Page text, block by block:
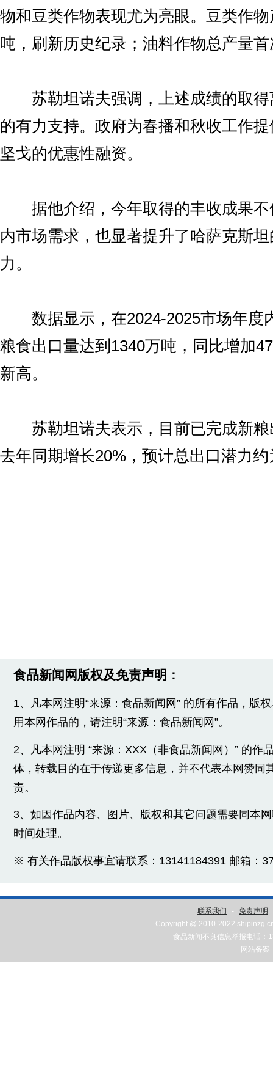
物和豆类作物表现尤为亮眼。豆类作
吨，刷新历史纪录；油料作物总产量
苏勒坦诺夫强调，上述成绩的取得
的有力支持。政府为春播和秋收工作
坚戈的优惠性融资。
据他介绍，今年取得的丰收成果不
内市场需求，也显著提升了哈萨克斯坦
力。
数据显示，在2024-2025市场年度
粮食出口量达到1340万吨，同比增加
新高。
苏勒坦诺夫表示，目前已完成新粮
去年同期增长20%，预计总出口潜力
食品新闻网版权及免责声明：
1、凡本网注明“来源：食品新闻网” 的所有作品，版
用本网作品的，请注明“来源：食品新闻网”。
2、凡本网注明 “来源：XXX（非食品新闻网）” 的作
体，转载目的在于传递更多信息，并不代表本网赞同
责。
3、如因作品内容、图片、版权和其它问题需要同本
时间处理。
※ 有关作品版权事宜请联系：13141184391 邮箱：
联系我们 - 免责声明
Copyright @ 2010-2022
食品新闻不良信息举报电话：
网站备案